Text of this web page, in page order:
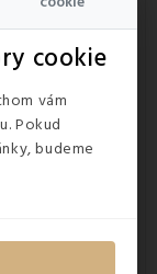
cookie
vám
Pokud
budeme